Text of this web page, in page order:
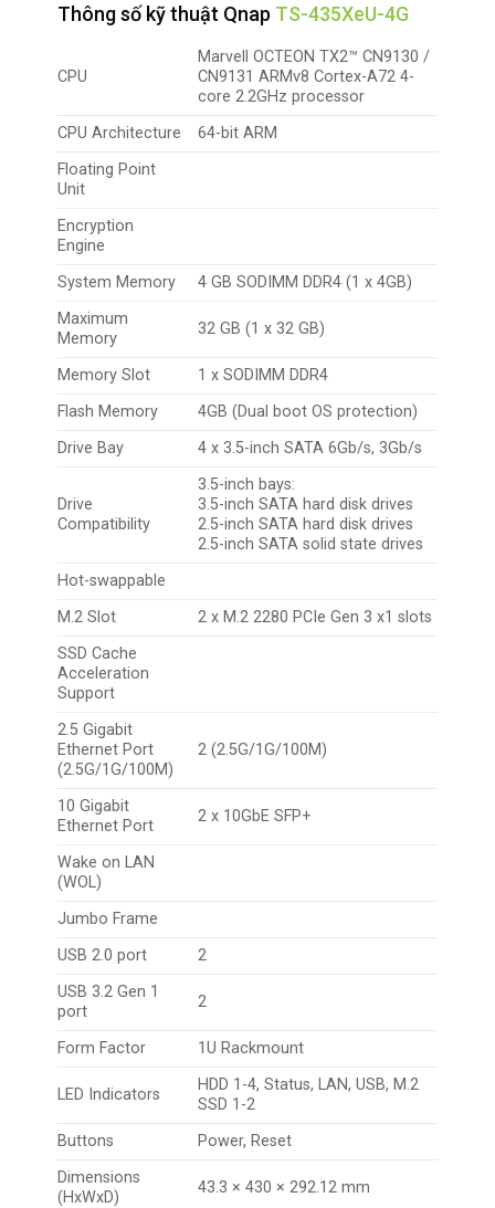
Thông số kỹ thuật Qnap TS-435XeU-4G
CPU
Marvell OCTEON TX2™ CN9130 /
CN9131 ARMv8 Cortex-A72 4-
core 2.2GHz processor
CPU Architecture
64-bit ARM
Floating Point
Unit
Encryption
Engine
System Memory
4 GB SODIMM DDR4 (1 x 4GB)
Maximum
Memory
32 GB (1 x 32 GB)
Memory Slot
1 x SODIMM DDR4
Flash Memory
4GB (Dual boot OS protection)
Drive Bay
4 x 3.5-inch SATA 6Gb/s, 3Gb/s
Drive
Compatibility
3.5-inch bays:
3.5-inch SATA hard disk drives
2.5-inch SATA hard disk drives
2.5-inch SATA solid state drives
Hot-swappable
M.2 Slot
2 x M.2 2280 PCIe Gen 3 x1 slots
SSD Cache
Acceleration
Support
2.5 Gigabit
Ethernet Port
(2.5G/1G/100M)
2 (2.5G/1G/100M)
10 Gigabit
Ethernet Port
2 x 10GbE SFP+
Wake on LAN
(WOL)
Jumbo Frame
USB 2.0 port
2
USB 3.2 Gen 1
port
2
Form Factor 1U Rackmount
LED Indicators
HDD 1-4, Status, LAN, USB, M.2
SSD 1-2
Buttons
Power, Reset
Dimensions
(HxWxD)
43.3 × 430 × 292.12 mm